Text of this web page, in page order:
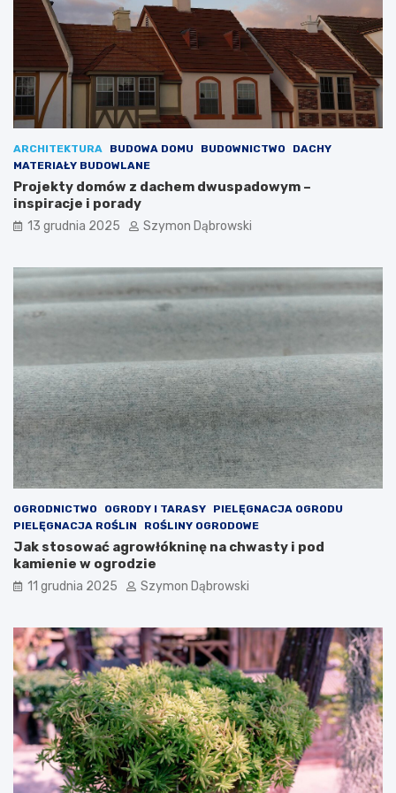
s
i
n
p
r
a
c
j
e
k
r
a
m
b
l
e
,
k
r
e
d
o
d
z
ą
e
l
e
g
a
n
c
j
i
w
j
e
m
u
w
n
ę
t
z
ARCHITEKTURA BUDOWA DOMU BUDOWNICTWO
DACHY
MATERIAŁY BUDOWLANE
Projekty domów z dachem dwuspadowym –
inspiracje i porady
13 grudnia 2025 Szymon Dąbrowski
OGRODNICTWO OGRODY I TARASY
PIELĘGNACJA OGRODU
PIELĘGNACJA ROŚLIN
ROŚLINY OGRODOWE
Jak stosować agrowłókninę na chwasty i pod
kamienie w ogrodzie
11 grudnia 2025 Szymon Dąbrowski